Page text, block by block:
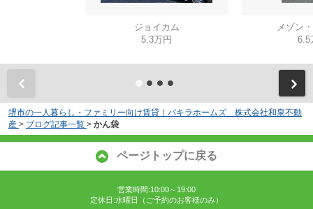
ジョイカム
5.3万円
メゾン
6.5
堺市の一人暮らし・ファミリー向け賃貸｜パキラホームズ 株式会社和泉不動
産 > ブログ記事一覧 > かん袋
ページトップに戻る
営業時間:10:00～19:00
定休日:水曜日（ご予約のお客様のみ）